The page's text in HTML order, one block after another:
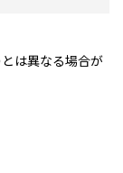
は異なる場合が